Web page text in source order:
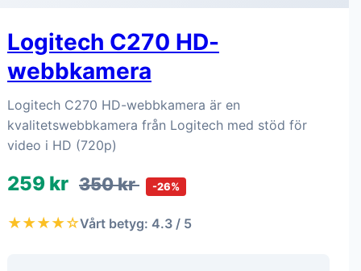
Logitech C270 HD-
webbkamera
Logitech C270 HD-webbkamera är en
kvalitetswebbkamera från Logitech med stöd för
video i HD (720p)
259 kr 350 kr -26%
★★★★☆Vårt betyg: 4.3 / 5